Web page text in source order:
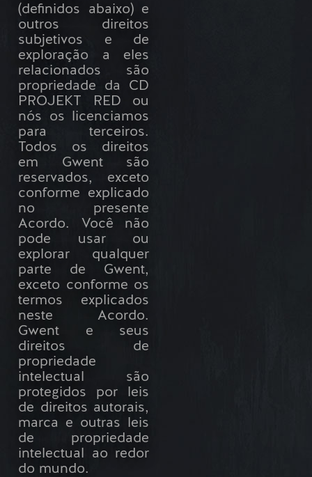
(definidos abaixo) e
outros direitos
subjetivos e de
exploração a eles
relacionados são
propriedade da CD
PROJEKT RED ou
nós os licenciamos
para terceiros.
Todos os direitos
em Gwent são
reservados, exceto
conforme explicado
no presente
Acordo. Você não
pode usar ou
explorar qualquer
parte de Gwent,
exceto conforme os
termos explicados
neste Acordo.
Gwent e seus
direitos de
propriedade
intelectual são
protegidos por leis
de direitos autorais,
marca e outras leis
de propriedade
intelectual ao redor
do mundo.